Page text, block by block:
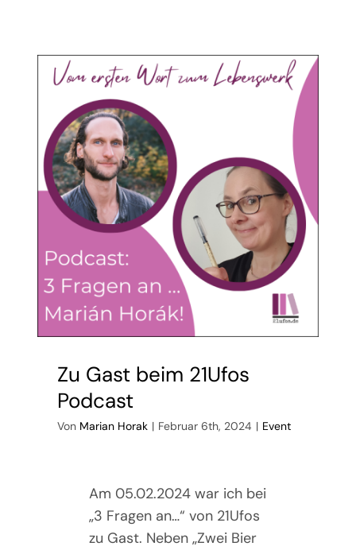
Zu Gast beim 21Ufos
Podcast
Von Marian Horak | Februar 6th, 2024 | Event
Am 05.02.2024 war ich bei
„3 Fragen an…“ von 21Ufos
zu Gast. Neben „Zwei Bier